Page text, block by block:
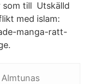
som till Utskälld
med islam:
manga-ratt-